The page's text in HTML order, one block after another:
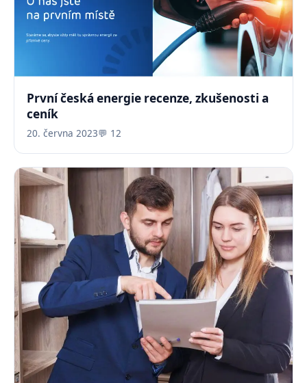
První česká energie recenze, zkušenosti a
ceník
20. června 2023💬 12